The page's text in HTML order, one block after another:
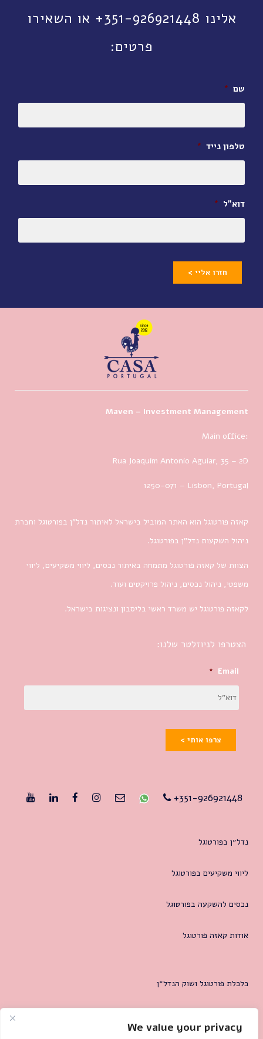
We value your privacy
אלינו 351-926921448+ או השאירו
פרטים:
שם *
טלפון נייד *
דוא״ל *
חזרו אליי >
Maven – Investment Management
Main office:
Rua Joaquim Antonio Aguiar, 35 – 2D
1250-071 – Lisbon, Portugal
קאזה פורטוגל הוא האתר המוביל בישראל לאיתור נדל”ן בפורטוגל וחברת
ניהול השקעות נדל”ן בפורטוגל.
הצוות של קאזה פורטוגל מתמחה באיתור נכסים, ליווי משקיעים, ליווי
משפטי, ניהול נכסים, ניהול פרויקטים ועוד.
לקאזה פורטוגל יש משרד ראשי בליסבון ונציגות בישראל.
הצטרפו לניוזלטר שלנו:
Email
*
צרפו אותי >
351-926921448+
נדל״ן בפורטוגל
ליווי משקיעים בפורטוגל
נכסים להשקעה בפורטוגל
אודות קאזה פורטוגל
כלכלת פורטוגל ושוק הנדל״ן